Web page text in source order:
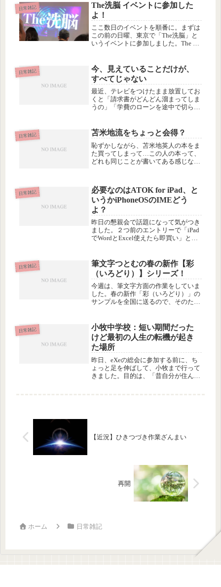
日常雑記
The洗脳 イベントに参加した
よ！
ここ数日のイベントを順番に。まずは
この前の日曜、東京で「The洗脳」と
いうイベントに参加しました。The 洗
れて初めて、催眠術にかかるという体
験ができて、とっても楽しかっ...
日常雑記
今、見えていることだけが、
すべてじゃない
最近、テレビをつけたまま放置してお
くと「請求書がどんどん溜まってしま
うの」「学費のローンを途中で切られ
び込んでくる。昔どこかで聞いたよう
なセリフだなって、デジャヴ感さ...
日常雑記 苫米地流をちょっと会得？
恥ずかしながら、苫米地英人の本をま
た買ってしまって…この人の本って、
どれも同じことが書いてある感じなん
の主張の意味が、うっすらと分かって
きた気がします。イメージすれば実現
する...
日常雑記
必要なのはATOK for iPad、と
いうかiPhoneOSのIMEどう
よ？
昨日の懇親会で話題になって気がつき
ました。２つ前のエントリーで「iPad
でWordとExcel使えたら即買い」と書
んなサービスで代用すれば済む話で、
そんなこと...
日常雑記
筆文字つとむの春の新作【彩
（いろどり）】シリーズ！
今週は、筆文字方面の作業をしていま
した。春の新作「彩（いろどり）」の
サンプルを全国に送るので、そのため
に、紙屋さんへ行ったり。リニューア
ルした新しいパンフレット２種類をネ
ット...
日常雑記
小牧中学校：短い期間だった
けど最初の人生の転機が起き
た場所
昨日、eXeの総会に参加する前に、ち
ょっと足を伸ばして、小牧まで行って
きました。目的は、「昔自分が住んで
【近況】ひきつづき作業ざんまい
再開
ホーム 日常雑記